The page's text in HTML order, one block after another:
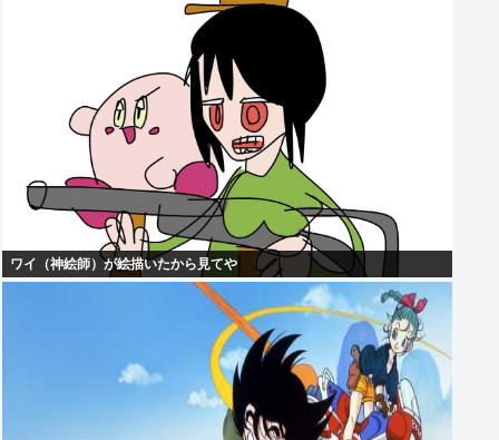
ワイ（神絵師）が絵描いたから見てや